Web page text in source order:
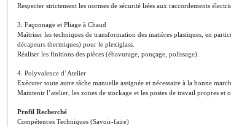
Respecter strictement les normes de sécurité liées aux raccordements
3. Façonnage et Pliage à Chaud
Maîtriser les techniques de transformation des matières plastiques, en
décapeurs thermiques) pour le plexiglass.
Réaliser les finitions des pièces (ébavurage, ponçage, polissage).
4. Polyvalence d’Atelier
Exécuter toute autre tâche manuelle assignée et nécessaire à la bonne
Maintenir l’atelier, les zones de stockage et les postes de travail propres et
Profil Recherché
Compétences Techniques (Savoir-faire)